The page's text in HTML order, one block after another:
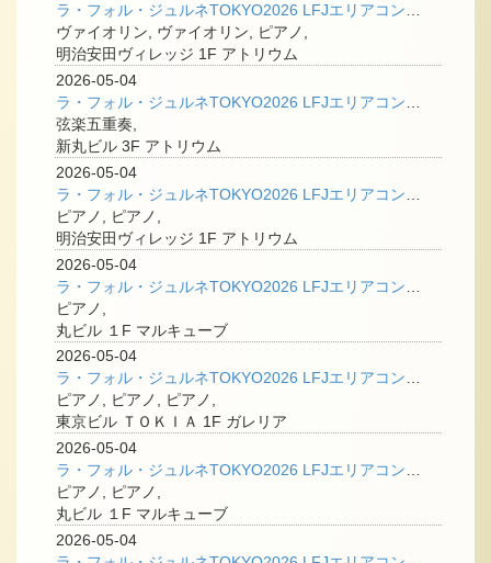
ラ・フォル・ジュルネTOKYO2026 LFJエリアコンサート＠丸の内 「若き名手、並び立つ二挺のヴァイオリン」
ヴァイオリン, ヴァイオリン, ピアノ,
明治安田ヴィレッジ 1F アトリウム
2026-05-04
弦楽五重奏,
新丸ビル 3F アトリウム
2026-05-04
ピアノ, ピアノ,
明治安田ヴィレッジ 1F アトリウム
2026-05-04
ピアノ,
丸ビル １F マルキューブ
2026-05-04
ラ・フォル・ジュルネTOKYO2026 LFJエリアコンサート＠丸の内 「一滴のしずくから、悠久の大河へ」
ピアノ, ピアノ, ピアノ,
東京ビル ＴＯＫＩＡ 1F ガレリア
2026-05-04
ラ・フォル・ジュルネTOKYO2026 LFJエリアコンサート＠丸の内 「源流から大河へ －変容と流転－」
ピアノ, ピアノ,
丸ビル １F マルキューブ
2026-05-04